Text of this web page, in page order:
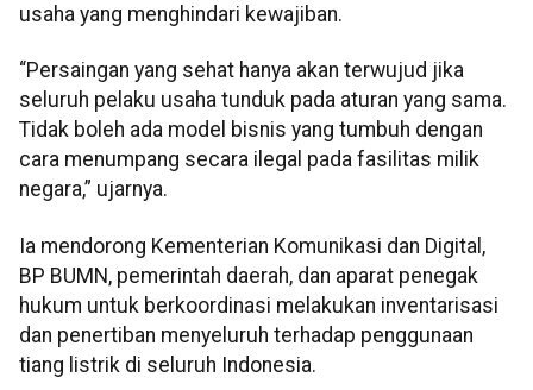
usaha yang menghindari kewajiban.
“Persaingan yang sehat hanya akan terwujud jika
seluruh pelaku usaha tunduk pada aturan yang sama.
Tidak boleh ada model bisnis yang tumbuh dengan
cara menumpang secara ilegal pada fasilitas milik
negara,” ujarnya.
Ia mendorong Kementerian Komunikasi dan Digital,
BP BUMN, pemerintah daerah, dan aparat penegak
hukum untuk berkoordinasi melakukan inventarisasi
dan penertiban menyeluruh terhadap penggunaan
tiang listrik di seluruh Indonesia.